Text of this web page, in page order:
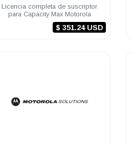
Licencia completa de suscriptor
para Capacity Max Motorola
$ 351.24 USD